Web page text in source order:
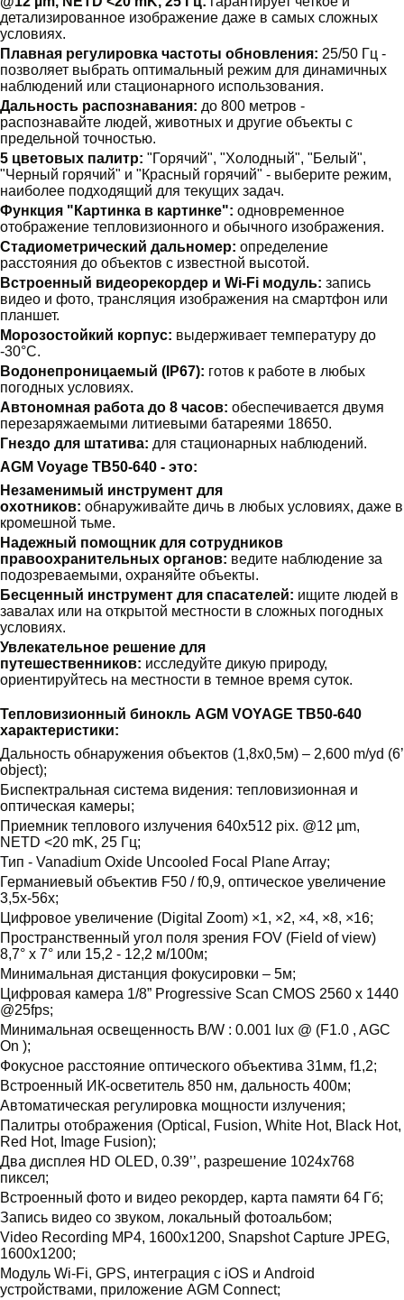
детализированное изображение даже в самых сложных
условиях.
Плавная регулировка частоты обновления: 25/50 Гц -
позволяет выбрать оптимальный режим для динамичных
наблюдений или стационарного использования.
Дальность распознавания: до 800 метров -
распознавайте людей, животных и другие объекты с
предельной точностью.
5 цветовых палитр: "Горячий", "Холодный", "Белый",
"Черный горячий" и "Красный горячий" - выберите режим,
наиболее подходящий для текущих задач.
Функция "Картинка в картинке": одновременное
отображение тепловизионного и обычного изображения.
Стадиометрический дальномер: определение
расстояния до объектов с известной высотой.
Встроенный видеорекордер и Wi-Fi модуль: запись
видео и фото, трансляция изображения на смартфон или
планшет.
Морозостойкий корпус: выдерживает температуру до
-30°C.
Водонепроницаемый (IP67): готов к работе в любых
погодных условиях.
Автономная работа до 8 часов: обеспечивается двумя
перезаряжаемыми литиевыми батареями 18650.
Гнездо для штатива: для стационарных наблюдений.
AGM Voyage TB50-640 - это:
Незаменимый инструмент для
охотников: обнаруживайте дичь в любых условиях, даже в
кромешной тьме.
Надежный помощник для сотрудников
правоохранительных органов: ведите наблюдение за
подозреваемыми, охраняйте объекты.
Бесценный инструмент для спасателей: ищите людей в
завалах или на открытой местности в сложных погодных
условиях.
Увлекательное решение для
путешественников: исследуйте дикую природу,
ориентируйтесь на местности в темное время суток.
Тепловизионный бинокль AGM VOYAGE TB50-640
характеристики:
Дальность обнаружения объектов (1,8х0,5м) – 2,600 m/yd (6’
object);
Биспектральная система видения: тепловизионная и
оптическая камеры;
Приемник теплового излучения 640х512 pix. @12 µm,
NETD <20 mK, 25 Гц;
Тип - Vanadium Oxide Uncooled Focal Plane Array;
Германиевый объектив F50 / f0,9, оптическое увеличение
3,5х-56х;
Цифровое увеличение (Digital Zoom) ×1, ×2, ×4, ×8, ×16;
Пространственный угол поля зрения FOV (Field of view)
8,7° х 7° или 15,2 - 12,2 м/100м;
Минимальная дистанция фокусировки – 5м;
Цифровая камера 1/8” Progressive Scan CMOS 2560 x 1440
@25fps;
Минимальная освещенность B/W : 0.001 lux @ (F1.0 , AGC
On );
Фокусное расстояние оптического объектива 31мм, f1,2;
Встроенный ИК-осветитель 850 нм, дальность 400м;
Автоматическая регулировка мощности излучения;
Палитры отображения (Optical, Fusion, White Hot, Black Hot,
Red Hot, Image Fusion);
Два дисплея HD OLED, 0.39’’, разрешение 1024х768
пиксел;
Встроенный фото и видео рекордер, карта памяти 64 Гб;
Запись видео со звуком, локальный фотоальбом;
Video Recording MP4, 1600x1200, Snapshot Capture JPEG,
1600x1200;
Модуль Wi-Fi, GPS, интеграция с iOS и Android
устройствами, приложение AGM Connect;